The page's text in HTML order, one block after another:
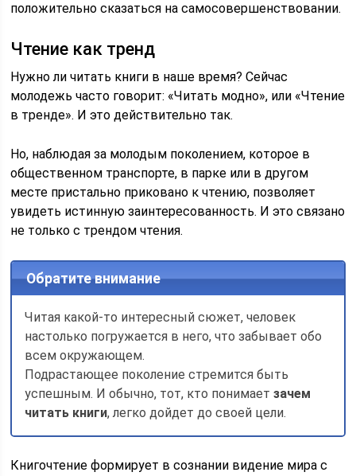
положительно сказаться на самосовершенствовании.
Чтение как тренд
Нужно ли читать книги в наше время? Сейчас
молодежь часто говорит: «Читать модно», или «Чтение
в тренде». И это действительно так.
Но, наблюдая за молодым поколением, которое в
общественном транспорте, в парке или в другом
месте пристально приковано к чтению, позволяет
увидеть истинную заинтересованность. И это связано
не только с трендом чтения.
Обратите внимание
Читая какой-то интересный сюжет, человек
настолько погружается в него, что забывает обо
всем окружающем.
Подрастающее поколение стремится быть
успешным. И обычно, тот, кто понимаетзачем
читать книги, легко дойдет до своей цели.
Книгочтение формирует в сознании видение мира с